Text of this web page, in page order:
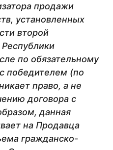
продажи
установленных
второй
по обязательному
победителем (по
право, а не
договора с
данная
на Продавца
гражданско-